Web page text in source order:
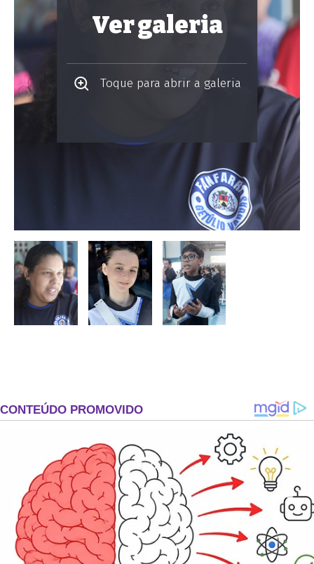
Ver galeria
Toque para abrir a galeria